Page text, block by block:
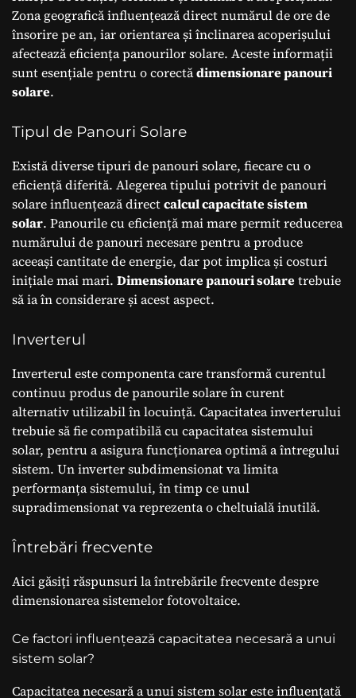
Zona geografică influențează direct numărul de ore de
însorire pe an, iar orientarea și înclinarea acoperișului
afectează eficiența panourilor solare. Aceste informații
sunt esențiale pentru o corectădimensionare panouri
solare.
Tipul de Panouri Solare
Există diverse tipuri de panouri solare, fiecare cu o
eficiență diferită. Alegerea tipului potrivit de panouri
solare influențează directcalcul capacitate sistem
solar. Panourile cu eficiență mai mare permit reducerea
numărului de panouri necesare pentru a produce
aceeași cantitate de energie, dar pot implica și costuri
inițiale mai mari. Dimensionare panouri solaretrebuie
să ia în considerare și acest aspect.
Inverterul
Inverterul este componenta care transformă curentul
continuu produs de panourile solare în curent
alternativ utilizabil în locuință. Capacitatea inverterului
trebuie să fie compatibilă cu capacitatea sistemului
solar, pentru a asigura funcționarea optimă a întregului
sistem. Un inverter subdimensionat va limita
performanța sistemului, în timp ce unul
supradimensionat va reprezenta o cheltuială inutilă.
Întrebări frecvente
Aici găsiți răspunsuri la întrebările frecvente despre
dimensionarea sistemelor fotovoltaice.
Ce factori influențează capacitatea necesară a unui
sistem solar?
Capacitatea necesară a unui sistem solar este influențată